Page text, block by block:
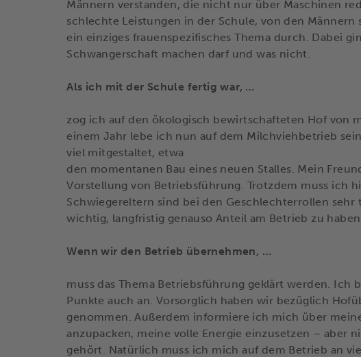
Männern verstanden, die nicht nur über Maschinen
schlechte Leistungen in der Schule, von den
ein einziges frauenspezifisches Thema durch. Dabei
Schwangerschaft machen darf und was nicht.
Als ich mit der Schule fertig war, …
zog ich auf den ökologisch bewirtschafteten Hof von
einem Jahr lebe ich nun auf dem Milchviehbetrieb
viel mitgestaltet, etwa
den momentanen Bau eines neuen Stalles. Mein
Vorstellung von Betriebsführung. Trotzdem muss ich
Schwiegereltern sind bei den Geschlechterrollen
wichtig, langfristig genauso Anteil am Betrieb zu
Wenn wir den Betrieb übernehmen, …
muss das Thema Betriebsführung geklärt werden. Ich
Punkte auch an. Vorsorglich haben wir bezüglich
genommen. Außerdem informiere ich mich über
anzupacken, meine volle Energie einzusetzen – aber
gehört. Natürlich muss ich mich auf dem Betrieb an